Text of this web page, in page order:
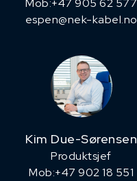
Mob:+47 905 62 577
espen@nek-kabel.no
Kim Due-Sørensen
Produktsjef
​Mob:+47 902 18 551